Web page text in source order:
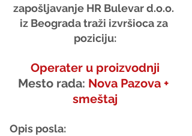
zapošljavanje HR Bulevar d.o.o.
iz Beograda traži izvršioca za
poziciju:
Operater u proizvodnji
Mesto rada: Nova Pazova +
smeštaj
Opis posla: